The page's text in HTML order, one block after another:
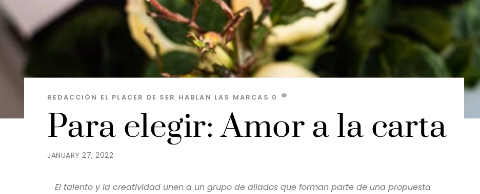
JANUARY 27, 2022
Para elegir: Amor a la carta
REDACCIÓN EL PLACER DE SER HABLAN LAS MARCAS 0
El talento y la creatividad unen a un grupo de aliados que forman parte de una propuesta